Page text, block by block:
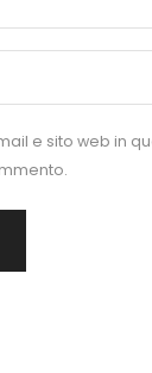
e sito web in